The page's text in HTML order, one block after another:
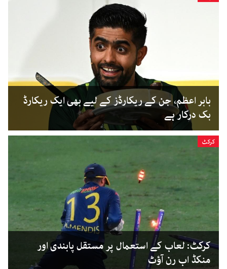
بابر اعظم، جن کے ریکارڈز کے لیے بھی ایک ریکارڈ
بک درکار ہے
کرکٹ
کرکٹ: لعاب کے استعمال پر مستقل پابندی اور
منکڈ اب رن آؤٹ